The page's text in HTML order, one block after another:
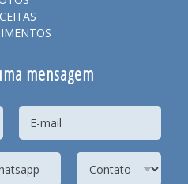
mensagem